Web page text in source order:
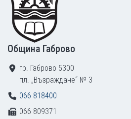
Община Габрово
гр. Габрово 5300
пл. „Възраждане“ № 3
066 818400
066 809371